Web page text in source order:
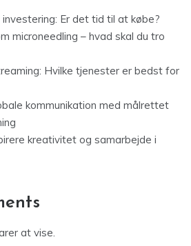
Er det tid til at købe?
microneedling – hvad skal du tro
Hvilke tjenester er bedst for
kommunikation med målrettet
kreativitet og samarbejde i
at vise.